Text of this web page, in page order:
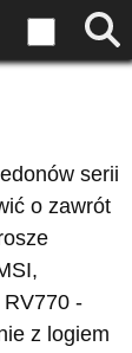
serii
o zawrót
-
z logiem